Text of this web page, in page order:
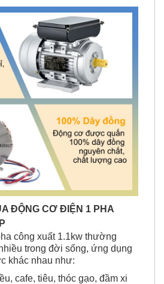
ĐỘNG CƠ ĐIỆN 1 PHA
công xuất 1.1kw thường
trong đời sống, ứng dụng
khác nhau như:
cafe, tiêu, thóc gạo, đầm xi